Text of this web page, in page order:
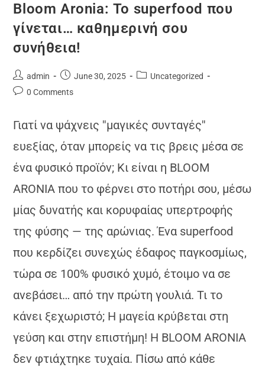
Bloom Aronia: Το superfood που
γίνεται… καθημερινή σου
συνήθεια!
admin June 30, 2025
Uncategorized
0 Comments
Γιατί να ψάχνεις ''μαγικές συνταγές''
ευεξίας, όταν μπορείς να τις βρεις μέσα σε
ένα φυσικό προϊόν; Κι είναι η BLOOM
ARONIA που το φέρνει στο ποτήρι σου, μέσω
μίας δυνατής και κορυφαίας υπερτροφής
της φύσης — της αρώνιας. Ένα superfood
που κερδίζει συνεχώς έδαφος παγκοσμίως,
τώρα σε 100% φυσικό χυμό, έτοιμο να σε
ανεβάσει… από την πρώτη γουλιά. Τι το
κάνει ξεχωριστό; Η μαγεία κρύβεται στη
γεύση και στην επιστήμη! Η ΒLOOM ARONIA
δεν φτιάχτηκε τυχαία. Πίσω από κάθε